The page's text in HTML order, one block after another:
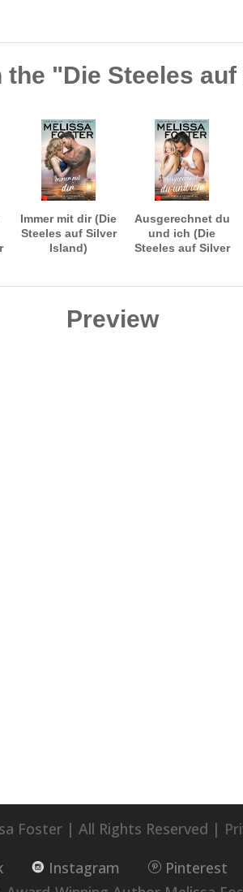
the "Die Steeles
Immer mit dir (Die
Steeles auf Silver
Island)
Ausgerechnet du
und ich (Die
Steeles auf Silver
Preview
Foster | All Rights Reserved |
Instagram Pinterest